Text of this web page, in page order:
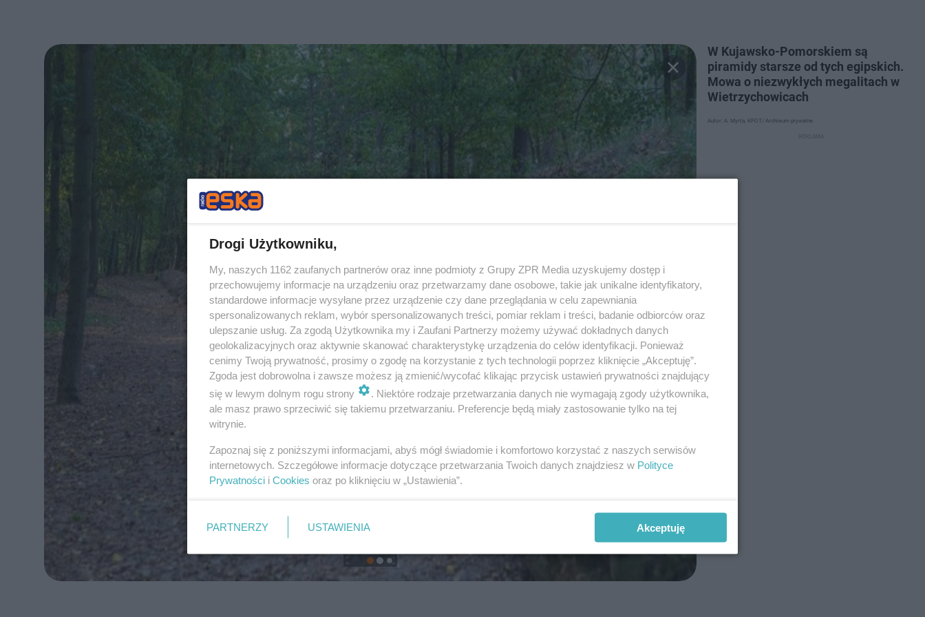
W Kujawsko-Pomorskiem są
piramidy starsze od tych egipskich.
Mowa o niezwykłych megalitach w
Wietrzychowicach
Autor: A. Myrta, KPOT/ Archiwum prywatne
Drogi Użytkowniku,
My, naszych 1162 zaufanych partnerów oraz inne podmioty z Grupy ZPR Media uzyskujemy dostęp i
przechowujemy informacje na urządzeniu oraz przetwarzamy dane osobowe, takie jak unikalne identyfikatory,
standardowe informacje wysyłane przez urządzenie czy dane przeglądania w celu zapewniania
spersonalizowanych reklam, wybór spersonalizowanych treści, pomiar reklam i treści, badanie odbiorców oraz
ulepszanie usług. Za zgodą Użytkownika my i Zaufani Partnerzy możemy używać dokładnych danych
geolokalizacyjnych oraz aktywnie skanować charakterystykę urządzenia do celów identyfikacji. Ponieważ
cenimy Twoją prywatność, prosimy o zgodę na korzystanie z tych technologii poprzez kliknięcie „Akceptuję”.
Zgoda jest dobrowolna i zawsze możesz ją zmienić/wycofać klikając przycisk ustawień prywatności znajdujący
się w lewym dolnym rogu strony
. Niektóre rodzaje przetwarzania danych nie wymagają zgody użytkownika,
ale masz prawo sprzeciwić się takiemu przetwarzaniu. Preferencje będą miały zastosowanie tylko na tej
witrynie.
Zapoznaj się z poniższymi informacjami, abyś mógł świadomie i komfortowo korzystać z naszych serwisów
internetowych. Szczegółowe informacje dotyczące przetwarzania Twoich danych znajdziesz w Polityce
Prywatności i Cookies oraz po kliknięciu w „Ustawienia”.
PARTNERZY USTAWIENIA Akceptuję